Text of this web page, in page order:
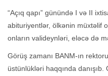
“Açıq qapı” günündə I və II
abituriyentlər, ölkənin müxtəlif
onların valideynləri, eləcə də
Görüş zamanı BANM-ın
üstünlükləri haqqında